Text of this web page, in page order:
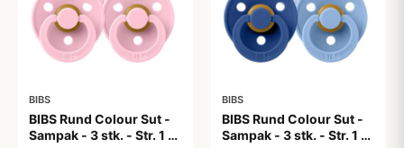
BIBS
BIBS Rund Colour Sut -
Sampak - 3 stk. - Str. 1 -
BIBS
BIBS Rund Colour Sut -
Sampak - 3 stk. - Str. 1 -